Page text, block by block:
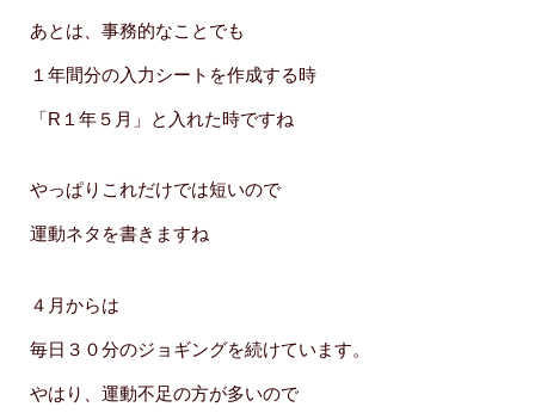
あとは、事務的なことでも
１年間分の入力シートを作成する時
「R１年５月」と入れた時ですね
やっぱりこれだけでは短いので
運動ネタを書きますね
４月からは
毎日３０分のジョギングを続けています。
やはり、運動不足の方が多いので